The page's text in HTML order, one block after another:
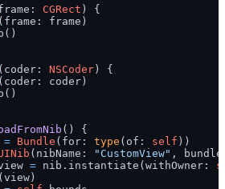
: CGRect ) {
(frame: frame)
( coder : NSCoder) {
(coder: coder)
() {
= Bundle (for: type (of: self ))
(nibName: "CustomView" ,
= nib.instantiate(withOwner: